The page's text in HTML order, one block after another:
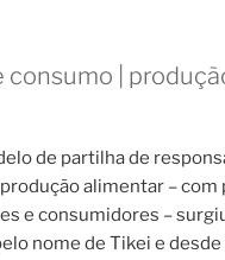
consumo |
de partilha de
alimentar – com
e consumidores –
nome de Tikei e